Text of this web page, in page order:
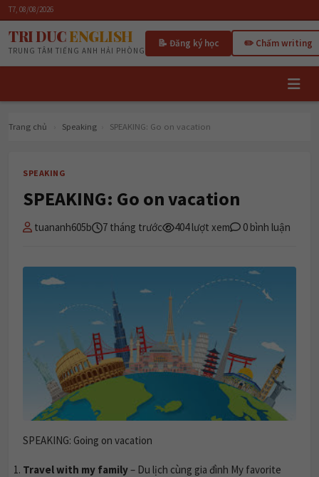
T7, 08/08/2026
TRI DUCENGLISH
TRUNG TÂM TIẾNG ANH HẢI PHÒNG
📝 Đăng ký học ✏️ Chấm writing
Trang chủ Speaking SPEAKING: Go on vacation
SPEAKING
SPEAKING: Go on vacation
tuananh605b 7 tháng trước 404 lượt xem 0 bình luận
SPEAKING: Going on vacation
Travel with my family– Du lịch cùng gia đình My favorite